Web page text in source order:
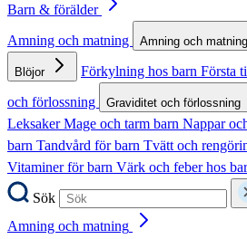
Barn & förälder
Amning och matning
Amning och matning
Blöjor Förkylning hos barn Första
och förlossning
Graviditet och förlossning
LeksakerMage och tarm barn Nappar
barn Tandvård för barn Tvätt och
Vitaminer för barn Värk och feber hos
Sök
Amning och matning